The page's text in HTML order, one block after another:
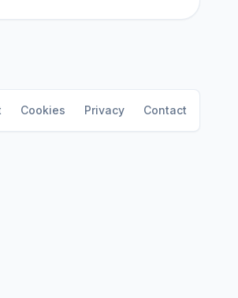
Cookies Privacy Contact